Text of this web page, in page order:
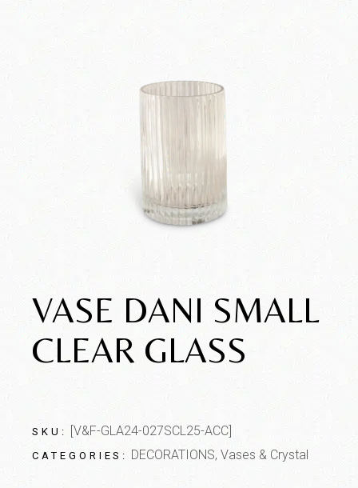
VASE DANI SMALL
CLEAR GLASS
SKU: [V&F-GLA24-027SCL25-ACC]
CATEGORIES: DECORATIONS,Vases & Crystal